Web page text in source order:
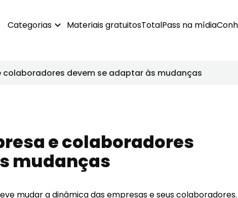
Categorias Materiais gratuitosTotalPass na mídia
colaboradores devem se adaptar às mudanças
e colaboradores
mudanças
mudar a dinâmica das empresas e seus colaboradores.